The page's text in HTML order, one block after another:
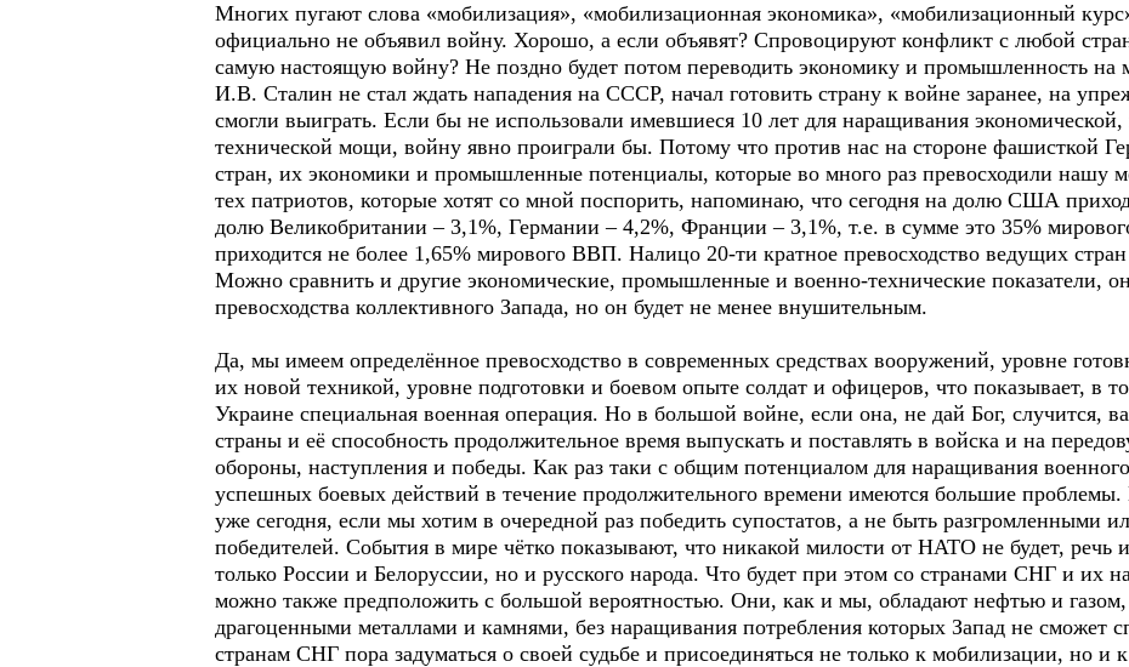
Многих пугают слова «мобилизация», «мобилизационная экономика», «мобилизационный
официально не объявил войну. Хорошо, а если объявят? Спровоцируют конфликт с любой
самую настоящую войну? Не поздно будет потом переводить экономику и промышленность на
И.В. Сталин не стал ждать нападения на СССР, начал готовить страну к войне заранее, на
смогли выиграть. Если бы не использовали имевшиеся 10 лет для наращивания
технической мощи, войну явно проиграли бы. Потому что против нас на стороне фашисткой
стран, их экономики и промышленные потенциалы, которые во много раз превосходили нашу
тех патриотов, которые хотят со мной поспорить, напоминаю, что сегодня на долю США
долю Великобритании – 3,1%, Германии – 4,2%, Франции – 3,1%, т.е. в сумме это 35%
приходится не более 1,65% мирового ВВП. Налицо 20-ти кратное превосходство ведущих
Можно сравнить и другие экономические, промышленные и военно-технические показатели,
превосходства коллективного Запада, но он будет не менее внушительным.
Да, мы имеем определённое превосходство в современных средствах вооружений, уровне
их новой техникой, уровне подготовки и боевом опыте солдат и офицеров, что показывает, в
Украине специальная военная операция. Но в большой войне, если она, не дай Бог, случится,
страны и её способность продолжительное время выпускать и поставлять в войска и на
обороны, наступления и победы. Как раз таки с общим потенциалом для наращивания
успешных боевых действий в течение продолжительного времени имеются большие
уже сегодня, если мы хотим в очередной раз победить супостатов, а не быть разгромленными
победителей. События в мире чётко показывают, что никакой милости от НАТО не будет, речь
только России и Белоруссии, но и русского народа. Что будет при этом со странами СНГ и их
можно также предположить с большой вероятностью. Они, как и мы, обладают нефтью и
драгоценными металлами и камнями, без наращивания потребления которых Запад не сможет
странам СНГ пора задуматься о своей судьбе и присоединяться не только к мобилизации, но